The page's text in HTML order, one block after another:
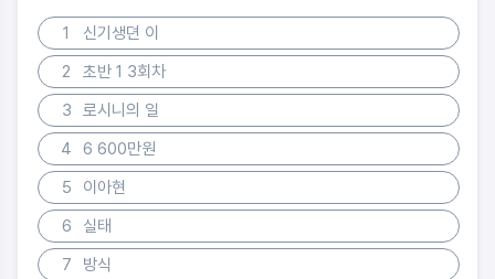
1
신기생뎐 이
2
초반 1 3회차
3
로시니의 일
4
6 600만원
5
이아현
6
실태
7
방식